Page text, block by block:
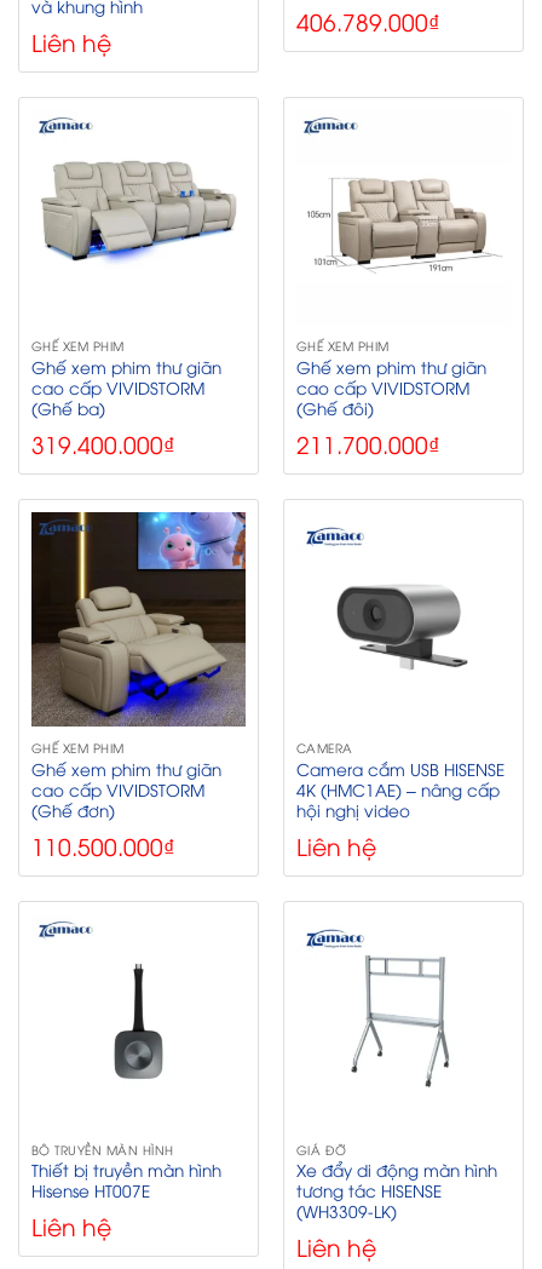
và khung hình
Liên hệ
406.789.000₫
GHẾ XEM PHIM
Ghế xem phim thư giãn
cao cấp VIVIDSTORM
(Ghế ba)
319.400.000₫
GHẾ XEM PHIM
Ghế xem phim thư giãn
cao cấp VIVIDSTORM
(Ghế đôi)
211.700.000₫
GHẾ XEM PHIM
Ghế xem phim thư giãn
cao cấp VIVIDSTORM
(Ghế đơn)
110.500.000₫
CAMERA
Camera cắm USB HISENSE
4K (HMC1AE) – nâng cấp
hội nghị video
Liên hệ
BỘ TRUYỀN MÀN HÌNH
Thiết bị truyền màn hình
Hisense HT007E
Liên hệ
GIÁ ĐỠ
Xe đẩy di động màn hình
tương tác HISENSE
(WH3309-LK)
Liên hệ